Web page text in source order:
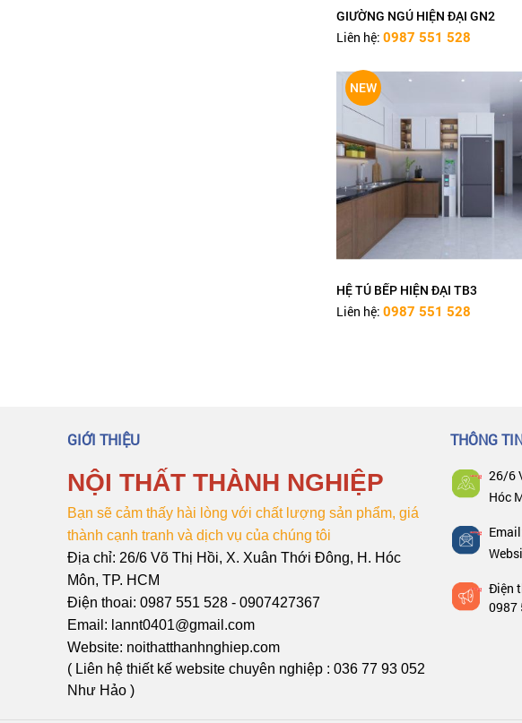
GIƯỜNG NGỦ HIỆN ĐẠI GN2
Liên hệ: 0987 551 528
NEW
HỆ TỦ BẾP HIỆN ĐẠI TB3
Liên hệ: 0987 551 528
GIỚI THIỆU
NỘI THẤT THÀNH NGHIỆP
Bạn sẽ cảm thấy hài lòng với chất lượng sản phẩm, giá
thành cạnh tranh và dịch vụ của chúng tôi
Địa chỉ: 26/6 Võ Thị Hồi, X. Xuân Thới Đông, H. Hóc
Môn, TP. HCM
Điện thoai: 0987 551 528 - 0907427367
Email: lannt0401@gmail.com
Website: noithatthanhnghiep.com
( Liên hệ thiết kế website chuyên nghiệp : 036 77 93 052
Như Hảo )
THÔNG
26/6
Hóc
Điện
0987